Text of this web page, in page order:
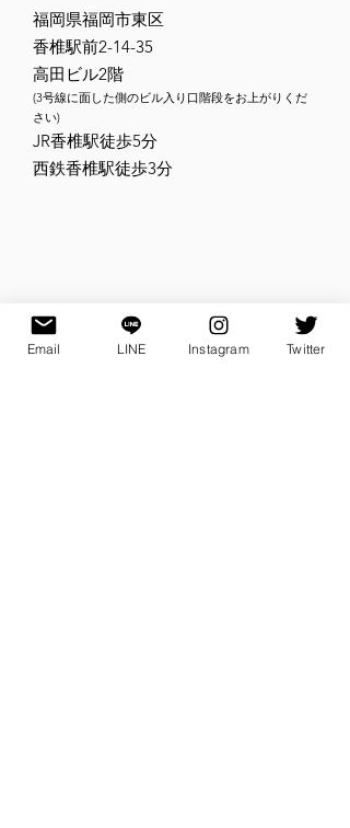
【トライフォース香椎
2026年6月の柔術無料体
験会】
福岡県福岡市東区
香椎駅前2-14-35
高田ビル2階
(3号線に面した側のビル入り口階段をお上がりくだ
さい)
​JR香椎駅徒歩5分
西鉄香椎駅徒歩3分
Email LINE Instagram Twitter